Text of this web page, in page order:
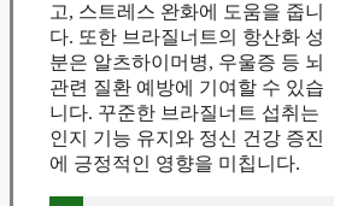
고, 스트레스 완화에 도움을 줍니
다. 또한 브라질너트의 항산화 성
분은 알츠하이머병, 우울증 등 뇌
관련 질환 예방에 기여할 수 있습
니다. 꾸준한 브라질너트 섭취는
인지 기능 유지와 정신 건강 증진
에 긍정적인 영향을 미칩니다.